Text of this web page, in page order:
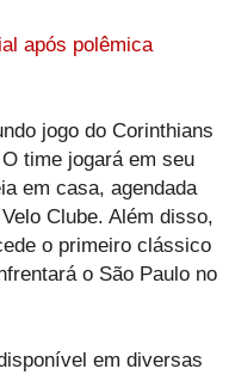
após polêmica
jogo do Corinthians
time jogará em seu
em casa, agendada
Clube. Além disso,
o primeiro clássico
o São Paulo no
em diversas